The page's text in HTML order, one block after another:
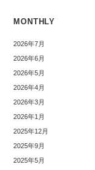
MONTHLY
2026年7月
2026年6月
2026年5月
2026年4月
2026年3月
2026年1月
2025年12月
2025年9月
2025年5月